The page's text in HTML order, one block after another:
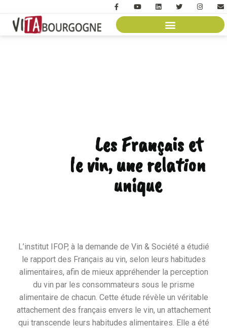
Les Français et
le vin, une relation
unique
L’institut IFOP, à la demande de Vin & Société a étudié
le rapport des Français au vin, selon leurs habitudes
alimentaires, afin de mieux appréhender la perception
du vin par les consommateurs sous le prisme
alimentaire de chacun. Cette étude révèle un véritable
attachement des français envers le vin, un attachement
qui transcende leurs habitudes alimentaires. Elle a été